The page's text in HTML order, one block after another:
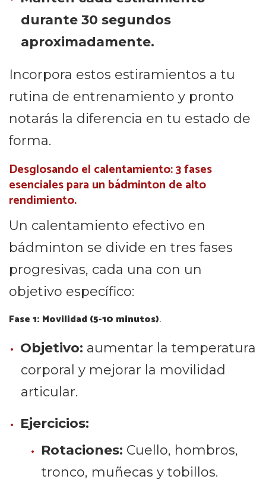
durante 30 segundos
aproximadamente.
Incorpora estos estiramientos a tu
rutina de entrenamiento y pronto
notarás la diferencia en tu estado de
forma.
Desglosando el calentamiento: 3 fases
esenciales para un bádminton de alto
rendimiento.
Un calentamiento efectivo en
bádminton se divide en tres fases
progresivas, cada una con un
objetivo específico:
Fase 1: Movilidad (5-10 minutos).
Objetivo: aumentar la temperatura
corporal y mejorar la movilidad
articular.
Ejercicios:
Rotaciones: Cuello, hombros,
tronco, muñecas y tobillos.